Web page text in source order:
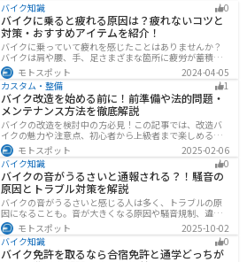
バイク知識 0
バイクに乗ると疲れる原因は？疲れないコツと
対策・おすすめアイテムを紹介！
バイクに乗っていて疲れを感じたことはありませんか？
バイクは肩や腰、手、足さまざまな箇所に疲労が蓄積し
やすい乗り物です。できるなら楽に乗りたいですよね。
原因を知り対策を重ねておけば今よりもっと快適に走行
することができます。
モトスポット
2024-04-05
カスタム・整備
1
バイク改造を始める前に！前準備や法的問題・
メンテナンス方法を徹底解説
バイクの改造を検討中の方必見！この記事では、改造バ
イクの魅力や注意点、初心者から上級者まで楽しめる改
造方法を紹介しています。実は、改造で補償内容や保険
料が変わる場合があるため、保険会社への確認は必須で
す。この記事を読めば、安全に配慮しつつ、カスタムバ
イクを楽しむコツがわかります。
モトスポット
2025-02-06
バイク知識
0
バイクの音がうるさいと通報される？！騒音の
原因とトラブル対策を解説
バイクの音がうるさいと感じる人は多く、トラブルの原
因になることも。音が大きくなる原因や騒音規制、違反
になるケースを解説し、ライダーができるマナーや配慮
の方法、さらには他人のバイクが迷惑なときの正しい対
処法まで紹介します。バイク好きも、周囲の騒音に悩む
人も必見の内容です。
モトスポット
2025-10-02
バイク知識
0
バイク免許を取るなら合宿免許と通学どっちが